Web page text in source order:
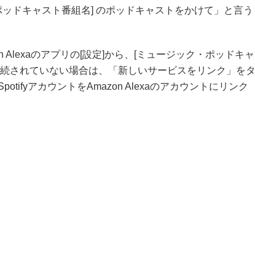
ッドキャスト番組名] のポッドキャストをかけて」と言う
Alexaのアプリの[設定]から、[ミュージック・ポッドキャ
されていない場合は、「新しいサービスをリンク」をタ
アカウントをAmazon Alexaのアカウントにリンク